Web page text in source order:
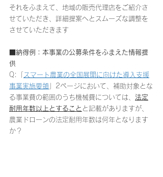
それをふまえて、地域の販売代理店をご紹介さ
せていただき、詳細提案へとスムーズな調整を
させていただきます
■納得例：本事業の公募条件をふまえた情報提
供
Q:「
スマート農業の全国展開に向けた導入支援
事業実施要領 」2ページにおいて、補助対象とな
る事業費の範囲のうち機械費については、 法定
耐用年数以上とすること と記載がありますが、
農業ドローンの法定耐用年数は何年となります
か？